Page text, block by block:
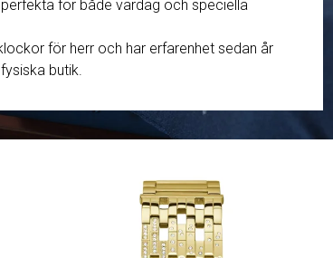
för både vardag och speciella
för herr och har erfarenhet sedan år
butik.